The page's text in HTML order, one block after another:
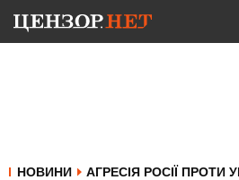
НОВИНИ АГРЕСІЯ РОСІЇ ПРОТИ